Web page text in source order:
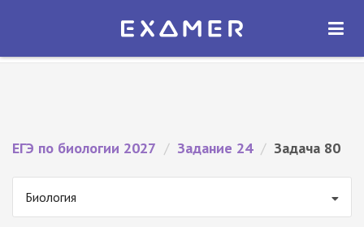
Экзамер — ЕГЭ 2027
ОТКРЫТЬ
ЕГЭ по биологии 2027 / Задание 24 / Задача 80
Биология